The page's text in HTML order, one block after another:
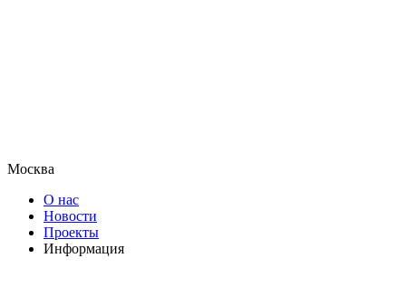
Москва
О нас
Новости
Проекты
Информация